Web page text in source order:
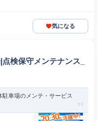
気になる
検保守メンテナンス_
車場のメンテ・サービス